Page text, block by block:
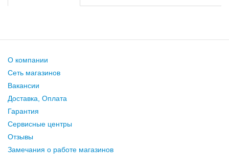
О компании
Сеть магазинов
Вакансии
Доставка, Оплата
Гарантия
Сервисные центры
Отзывы
Замечания о работе магазинов